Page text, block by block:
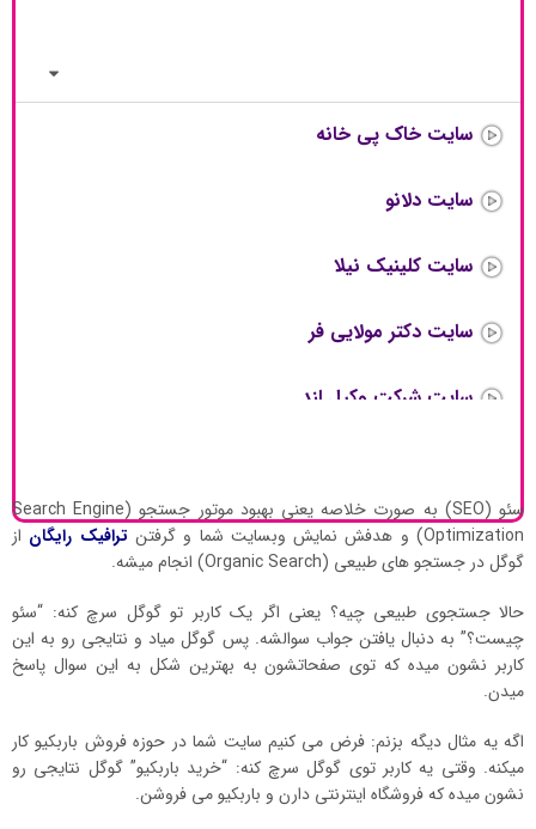
سایت خاک پی خانه
سایت دلانو
سایت کلینیک نیلا
سایت دکتر مولایی فر
سایت شرکت وکیل لند
سئو (SEO) به صورت خلاصه یعنی بهبود موتور جستجو (Search Engine
Optimization) و هدفش نمایش وبسایت شما و گرفتن
ترافیک رایگان از
گوگل در جستجو های طبیعی (Organic Search) انجام میشه.
حالا جستجوی طبیعی چیه؟ یعنی اگر یک کاربر تو گوگل سرچ کنه: “سئو
چیست؟” به دنبال یافتن جواب سوالشه. پس گوگل میاد و نتایجی رو به این
کاربر نشون میده که توی صفحاتشون به بهترین شکل به این سوال پاسخ
میدن.
اگه یه مثال دیگه بزنم: فرض می کنیم سایت شما در حوزه فروش باربکیو کار
میکنه. وقتی یه کاربر توی گوگل سرچ کنه: “خرید باربکیو” گوگل نتایجی رو
نشون میده که فروشگاه اینترنتی دارن و باربکیو می فروشن.